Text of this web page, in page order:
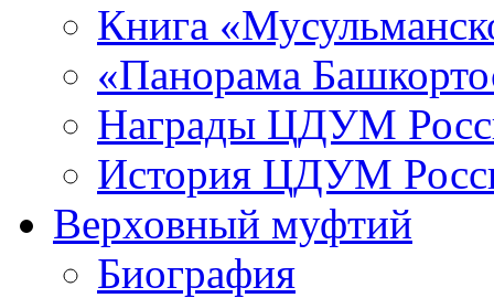
Книга
«Панорама
Награды ЦДУМ
История ЦДУМ
Верховный муфтий
Биография